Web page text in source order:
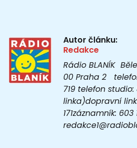
Autor článku:
Redakce
Rádio BLANÍK
00 Praha 2
719 telefon
linka)dopravní
171záznamník: 603